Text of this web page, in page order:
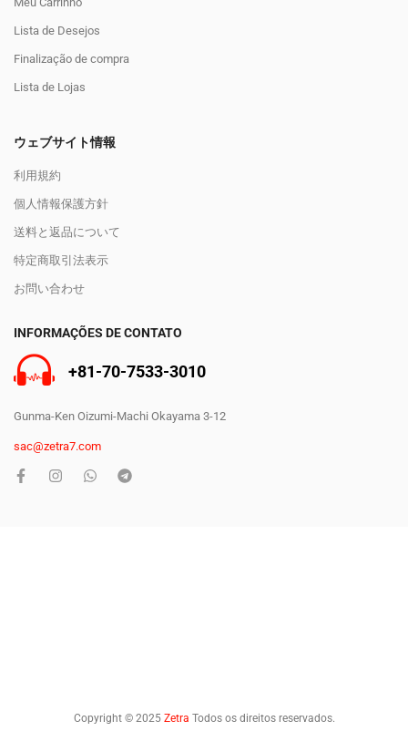
Lista de Desejos
Finalização de compra
Lista de Lojas
ウェブサイト情報
利用規約
個人情報保護方針
送料と返品について
特定商取引法表示
お問い合わせ
INFORMAÇÕES DE CONTATO
+81-70-7533-3010
Gunma-Ken Oizumi-Machi Okayama 3-12
sac@zetra7.com
Copyright © 2025 Zetra Todos os direitos reservados.